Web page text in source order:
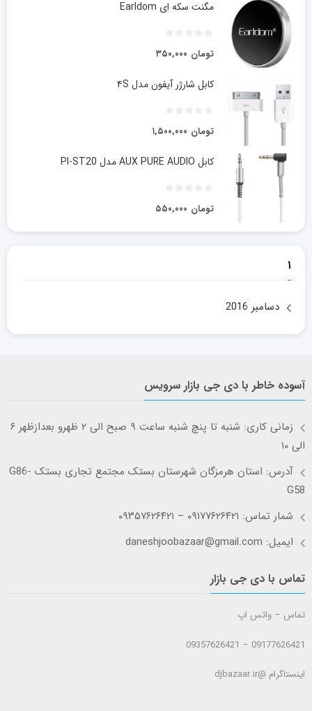
مگنت سکه ای Earldom
۳۵۰,۰۰۰ تومان
کابل شارژر آیفون مدل ۴S
۱,۵۰۰,۰۰۰ تومان
کابل AUX PURE AUDIO مدل PI-ST20
۵۵۰,۰۰۰ تومان
۱
دسامبر 2016
آسوده خاطر با دی جی بازار سرویس
زمانی کاری: شنبه تا پنچ شنبه ساعت ۹ صبح الی ۲ ظهرو بعدازظهر ۶
الی ۱۰
آدرس: استان هرمزگان شهرستان بستک مجتمع تجاری بستک G86-
G58
شمار تماس: ۰۹۱۷۷۶۲۶۴۲۱ – ۰۹۳۵۷۶۲۶۴۲۱
ایمیل: daneshjoobazaar@gmail.com
تماس با دی جی بازار
تماس – واتس اپ
09177626421 – 09357626421
اینستاگرام @djbazaar.ir